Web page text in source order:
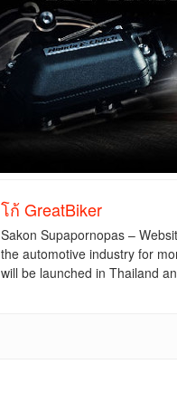
โก้ GreatBiker
Sakon Supapornopas –
the automotive industry for
will be launched in Thailand